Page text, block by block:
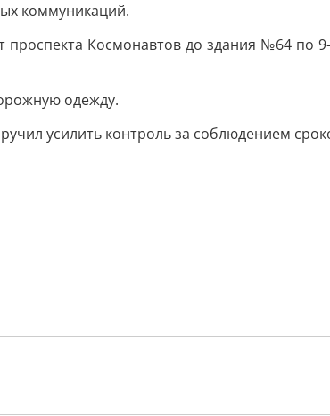
коммуникаций.
Космонавтов до здания №64 по
одежду.
усилить контроль за соблюдением